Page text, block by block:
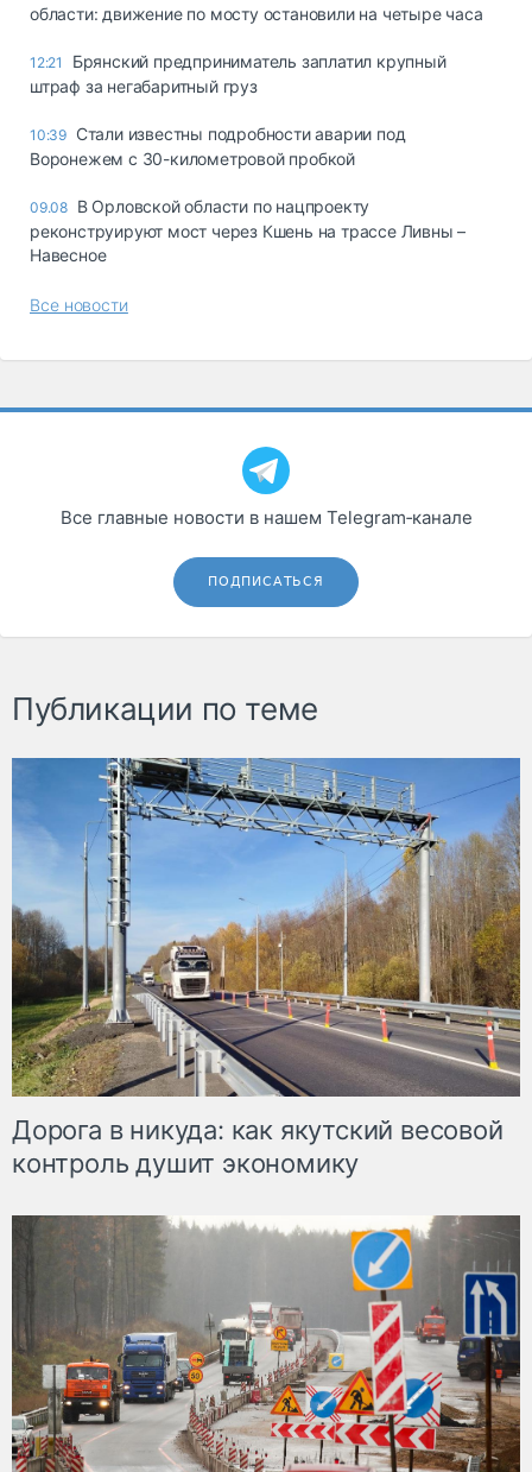
области: движение по мосту остановили на четыре часа
12:21
Брянский предприниматель заплатил крупный
штраф за негабаритный груз
10:39 Стали известны подробности аварии под
Воронежем с 30-километровой пробкой
09.08 В Орловской области по нацпроекту
реконструируют мост через Кшень на трассе Ливны –
Навесное
Все новости
Все главные новости в нашем Telegram‑канале
ПОДПИСАТЬСЯ
Публикации по теме
Дорога в никуда: как якутский весовой
контроль душит экономику